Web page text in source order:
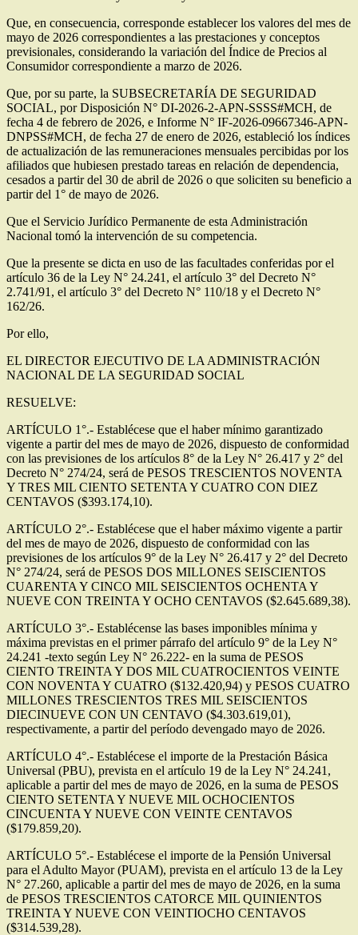
Que, en consecuencia, corresponde establecer los valores del mes de
mayo de 2026 correspondientes a las prestaciones y conceptos
previsionales, considerando la variación del Índice de Precios al
Consumidor correspondiente a marzo de 2026.
Que, por su parte, la SUBSECRETARÍA DE SEGURIDAD
SOCIAL, por Disposición N° DI-2026-2-APN-SSSS#MCH, de
fecha 4 de febrero de 2026, e Informe N° IF-2026-09667346-APN-
DNPSS#MCH, de fecha 27 de enero de 2026, estableció los índices
de actualización de las remuneraciones mensuales percibidas por los
afiliados que hubiesen prestado tareas en relación de dependencia,
cesados a partir del 30 de abril de 2026 o que soliciten su beneficio a
partir del 1° de mayo de 2026.
Que el Servicio Jurídico Permanente de esta Administración
Nacional tomó la intervención de su competencia.
Que la presente se dicta en uso de las facultades conferidas por el
artículo 36 de la Ley N° 24.241, el artículo 3° del Decreto N°
2.741/91, el artículo 3° del Decreto N° 110/18 y el Decreto N°
162/26.
Por ello,
EL DIRECTOR EJECUTIVO DE LA ADMINISTRACIÓN
NACIONAL DE LA SEGURIDAD SOCIAL
RESUELVE:
ARTÍCULO 1°.- Establécese que el haber mínimo garantizado
vigente a partir del mes de mayo de 2026, dispuesto de conformidad
con las previsiones de los artículos 8° de la Ley N° 26.417 y 2° del
Decreto N° 274/24, será de PESOS TRESCIENTOS NOVENTA
Y TRES MIL CIENTO SETENTA Y CUATRO CON DIEZ
CENTAVOS ($393.174,10).
ARTÍCULO 2°.- Establécese que el haber máximo vigente a partir
del mes de mayo de 2026, dispuesto de conformidad con las
previsiones de los artículos 9° de la Ley N° 26.417 y 2° del Decreto
N° 274/24, será de PESOS DOS MILLONES SEISCIENTOS
CUARENTA Y CINCO MIL SEISCIENTOS OCHENTA Y
NUEVE CON TREINTA Y OCHO CENTAVOS ($2.645.689,38).
ARTÍCULO 3°.- Establécense las bases imponibles mínima y
máxima previstas en el primer párrafo del artículo 9° de la Ley N°
24.241 -texto según Ley N° 26.222- en la suma de PESOS
CIENTO TREINTA Y DOS MIL CUATROCIENTOS VEINTE
CON NOVENTA Y CUATRO ($132.420,94) y PESOS CUATRO
MILLONES TRESCIENTOS TRES MIL SEISCIENTOS
DIECINUEVE CON UN CENTAVO ($4.303.619,01),
respectivamente, a partir del período devengado mayo de 2026.
ARTÍCULO 4°.- Establécese el importe de la Prestación Básica
Universal (PBU), prevista en el artículo 19 de la Ley N° 24.241,
aplicable a partir del mes de mayo de 2026, en la suma de PESOS
CIENTO SETENTA Y NUEVE MIL OCHOCIENTOS
CINCUENTA Y NUEVE CON VEINTE CENTAVOS
($179.859,20).
ARTÍCULO 5°.- Establécese el importe de la Pensión Universal
para el Adulto Mayor (PUAM), prevista en el artículo 13 de la Ley
N° 27.260, aplicable a partir del mes de mayo de 2026, en la suma
de PESOS TRESCIENTOS CATORCE MIL QUINIENTOS
TREINTA Y NUEVE CON VEINTIOCHO CENTAVOS
($314.539,28).